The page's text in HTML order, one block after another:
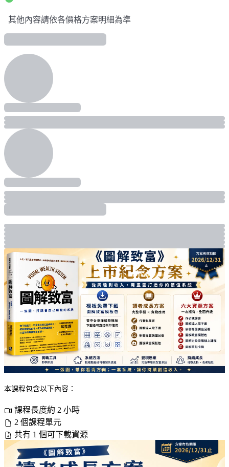
其他內容請依各價格方案明細為準
本課程包含以下內容：
課程長度約 2 小時
2 個課程單元
共有 1 個可下載資源